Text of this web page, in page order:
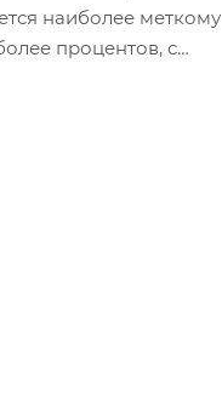
наиболее меткому
процентов, с